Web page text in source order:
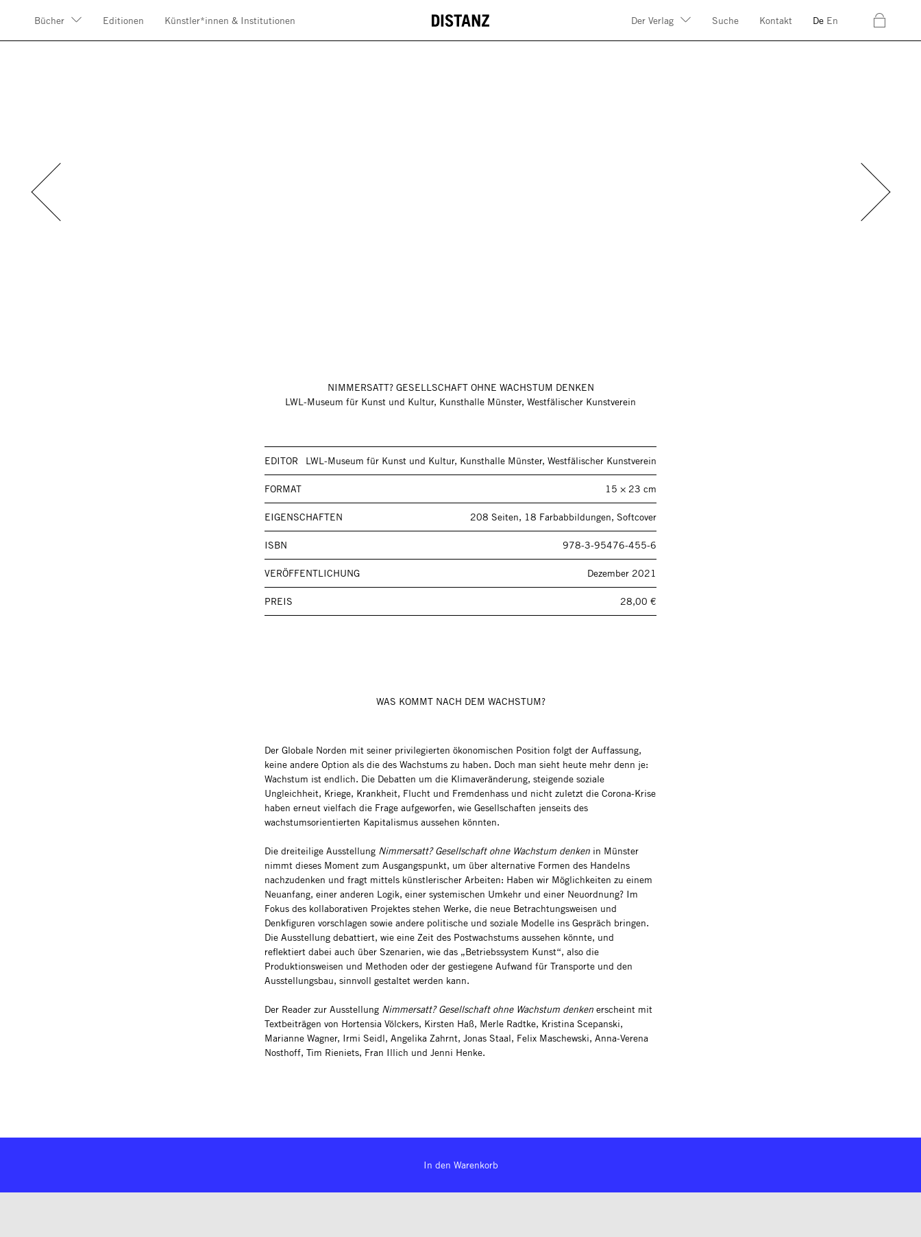
Bücher
Editionen Künstler*innen & Institutionen Der Verlag Suche Kontakt De En c
NIMMERSATT? GESELLSCHAFT OHNE WACHSTUM DENKEN
LWL-Museum für Kunst und Kultur, Kunsthalle Münster, Westfälischer Kunstverein
EDITOR LWL-Museum für Kunst und Kultur, Kunsthalle Münster, Westfälischer Kunstverein
FORMAT 15 × 23 cm
EIGENSCHAFTEN 208 Seiten, 18 Farbabbildungen, Softcover
ISBN 978-3-95476-455-6
VERÖFFENTLICHUNG Dezember 2021
PREIS 28,00 €
WAS KOMMT NACH DEM WACHSTUM?
Der Globale Norden mit seiner privilegierten ökonomischen Position folgt der Auffassung,
keine andere Option als die des Wachstums zu haben. Doch man sieht heute mehr denn je:
Wachstum ist endlich. Die Debatten um die Klimaveränderung, steigende soziale
Ungleichheit, Kriege, Krankheit, Flucht und Fremdenhass und nicht zuletzt die Corona-Krise
haben erneut vielfach die Frage aufgeworfen, wie Gesellschaften jenseits des
wachstumsorientierten Kapitalismus aussehen könnten.
Die dreiteilige Ausstellung Nimmersatt? Gesellschaft ohne Wachstum denken in Münster
nimmt dieses Moment zum Ausgangspunkt, um über alternative Formen des Handelns
nachzudenken und fragt mittels künstlerischer Arbeiten: Haben wir Möglichkeiten zu einem
Neuanfang, einer anderen Logik, einer systemischen Umkehr und einer Neuordnung? Im
Fokus des kollaborativen Projektes stehen Werke, die neue Betrachtungsweisen und
Denkfiguren vorschlagen sowie andere politische und soziale Modelle ins Gespräch bringen.
Die Ausstellung debattiert, wie eine Zeit des Postwachstums aussehen könnte, und
reflektiert dabei auch über Szenarien, wie das „Betriebssystem Kunst“, also die
Produktionsweisen und Methoden oder der gestiegene Aufwand für Transporte und den
Ausstellungsbau, sinnvoll gestaltet werden kann.
Der Reader zur Ausstellung Nimmersatt? Gesellschaft ohne Wachstum denken erscheint mit
Textbeiträgen von Hortensia Völckers, Kirsten Haß, Merle Radtke, Kristina Scepanski,
Marianne Wagner, Irmi Seidl, Angelika Zahrnt, Jonas Staal, Felix Maschewski, Anna-Verena
Nosthoff, Tim Rieniets, Fran Illich und Jenni Henke.
In den Warenkorb